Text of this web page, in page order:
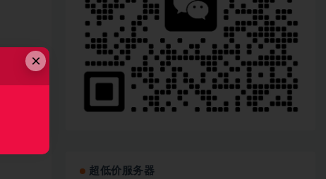
超低价服务器
×